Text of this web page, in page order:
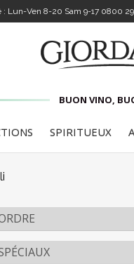
Lun-Ven 8-20 Sam 9-170800
BUON VINO,
SPIRITUEUX